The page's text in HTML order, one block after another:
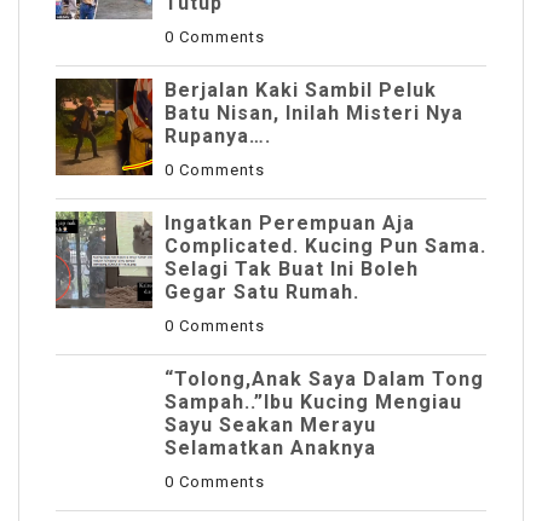
0 Comments
Berjalan Kaki Sambil Peluk
Batu Nisan, Inilah Misteri Nya
Rupanya….
0 Comments
Ingatkan Perempuan Aja
Complicated. Kucing Pun Sama.
Selagi Tak Buat Ini Boleh
Gegar Satu Rumah.
0 Comments
“Tolong,Anak Saya Dalam Tong
Sampah..”Ibu Kucing Mengiau
Sayu Seakan Merayu
Selamatkan Anaknya
0 Comments